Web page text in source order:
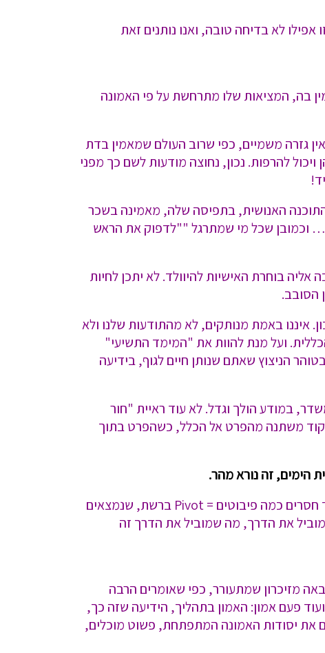
לא בדיחה טובה, ואנו נותנים זאת
בה, המציאות שלו מתרחשת על פי האמונה
גזרה משמיים, כפי שרוב העולם שמאמין בדת
להרפות. נכון, נחוצה מודעות לשם כך מפני
האנושית, בתפיסה שלה, מאמינה בשכר
וכמובן שכל מי שמתרגל ""לדפוק את הראש
בוחרת האישיות להיוולד. לא יתכן לחיות
הסובב.
איננו באמת מנותקים, לא מהתודעות שלנו ולא
ועל מנת להוות את "המימד התשיעי"
הניצוץ שאתם שנותן חיים לגוף, בידיעה
במודע הולך וגדל. לא עוד ראיית "חור
משתנה מהפרט אל הכלל, כשהפרט בתוך
הימים, זה נורא מהר.
"תוך חמש שנים תיווצר המאסה הקריטית המשפיעה שתגרור אחריה את כל שאר העולם. כרגע עוד חסרים כמה פיבוטים = Pivot ברשת, שנמצאים
את הדרך, מה שמוביל את הדרך זה
מזיכרון שמתעורר, כפי שאומרים הרבה
פעם אמון: האמון בתהליך, הידיעה שזה כך,
את יסודות האמונה המתפתחת, פשוט מוכלים,